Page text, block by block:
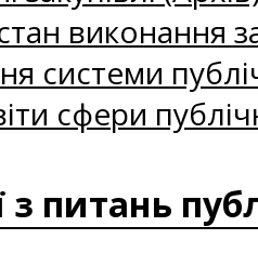
виконання
системи
сфери
з питань